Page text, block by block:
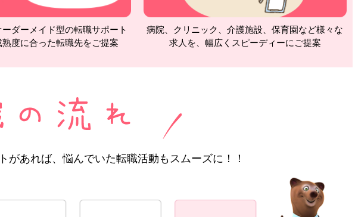
ダーメイド型の転職サポート
度に合った転職先をご提案
病院、クリニック、介護施設、保育園など様々な
求人を、幅広くスピーディーにご提案
があれば、悩んでいた転職活動もスムーズに！！